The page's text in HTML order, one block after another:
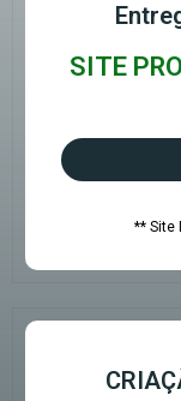
SITE
** Site